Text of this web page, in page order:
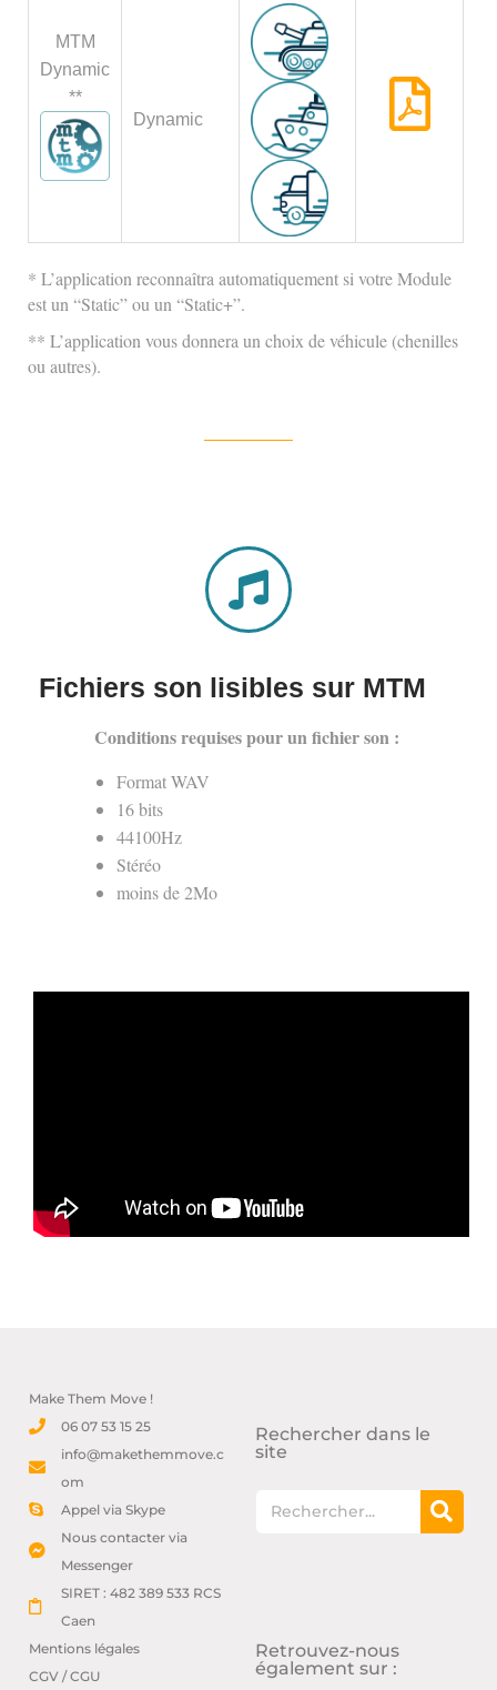
MTM
Dynamic
**
Dynamic
* L’application reconnaîtra automatiquement si votre Module
est un “Static” ou un “Static+”.
** L’application vous donnera un choix de véhicule (chenilles
ou autres).
Fichiers son lisibles sur MTM
Conditions requises pour un fichier son :
Format WAV
16 bits
44100Hz
Stéréo
moins de 2Mo
Make Them Move !
06 07 53 15 25
info@makethemmove.c
om
Appel via Skype
Nous contacter via
Messenger
SIRET : 482 389 533 RCS
Caen
Mentions légales
CGV / CGU
Rechercher dans le
site
Retrouvez-nous
également sur :